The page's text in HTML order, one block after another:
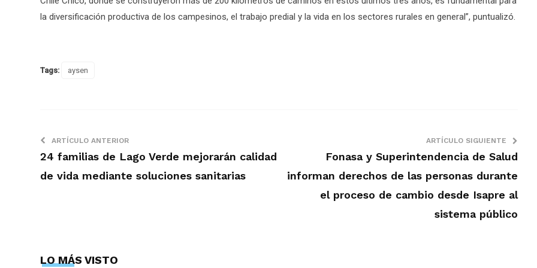
la diversificación productiva de los campesinos, el trabajo predial y la vida en los sectores rurales en general”, puntualizó.
Tags: aysen
ARTÍCULO ANTERIOR
24 familias de Lago Verde mejorarán calidad
de vida mediante soluciones sanitarias
ARTÍCULO SIGUIENTE
Fonasa y Superintendencia de Salud
informan derechos de las personas durante
el proceso de cambio desde Isapre al
sistema público
LO MÁS VISTO